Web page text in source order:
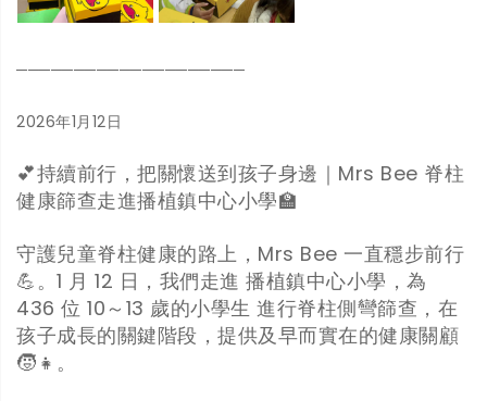
────────────────────
2026年1月12日
💕持續前行，把關懷送到孩子身邊｜Mrs Bee 脊柱
健康篩查走進播植鎮中心小學🏫
守護兒童脊柱健康的路上，Mrs Bee 一直穩步前行
💪。1 月 12 日，我們走進 播植鎮中心小學，為
436 位 10～13 歲的小學生 進行脊柱側彎篩查，在
孩子成長的關鍵階段，提供及早而實在的健康關顧
🧒👧。